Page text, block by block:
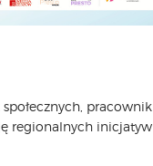
pracownik
regionalnych inicjatyw